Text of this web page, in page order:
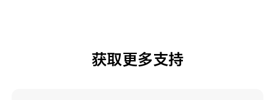
获取更多支持